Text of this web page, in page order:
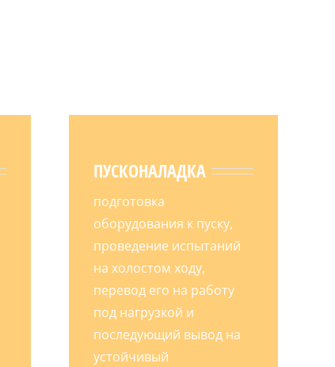
ПУСКОНАЛАДКА
подготовка
оборудования к пуску,
проведение испытаний
на холостом ходу,
перевод его на работу
под нагрузкой и
последующий вывод на
устойчивый